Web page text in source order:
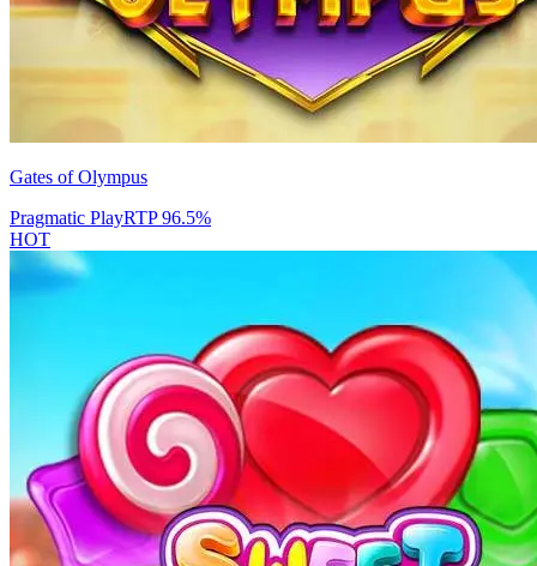
Gates of Olympus
Pragmatic PlayRTP96.5%
HOT